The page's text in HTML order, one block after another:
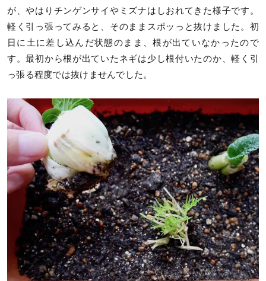
が、やはりチンゲンサイやミズナはしおれてきた様子です。
軽く引っ張ってみると、そのままスポッっと抜けました。初
日に土に差し込んだ状態のまま、根が出ていなかったので
す。最初から根が出ていたネギは少し根付いたのか、軽く引
っ張る程度では抜けませんでした。